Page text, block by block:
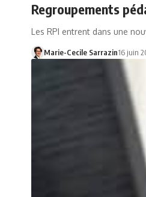
Regroupements
Les RPI entrent dans une
Marie-Cecile Sarrazin16 juin